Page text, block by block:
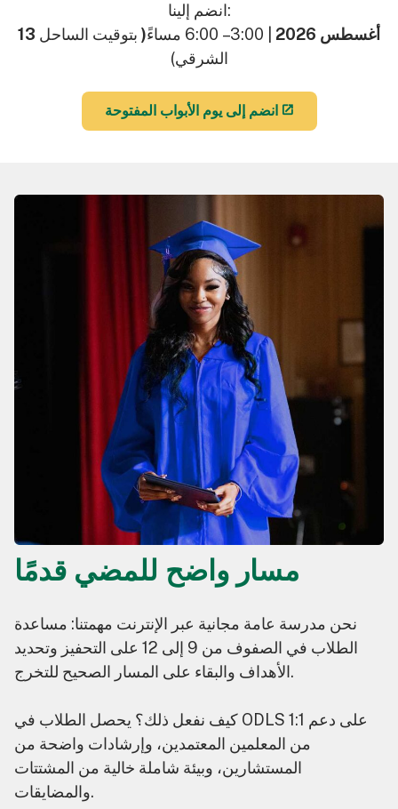
انضم إلينا:
13 أغسطس 2026
( بتوقيت الساحل
الشرقي)
انضم إلى يوم الأبواب المفتوحة
مسار واضح للمضي قدمًا
نحن مدرسة عامة مجانية عبر الإنترنت مهمتنا: مساعدة
الطلاب في الصفوف من 9 إلى 12 على التحفيز وتحديد
الأهداف والبقاء على المسار الصحيح للتخرج.
كيف نفعل ذلك؟ يحصل الطلاب في ODLS على دعم 1:1
من المعلمين المعتمدين، وإرشادات واضحة من
المستشارين، وبيئة شاملة خالية من المشتتات
والمضايقات.